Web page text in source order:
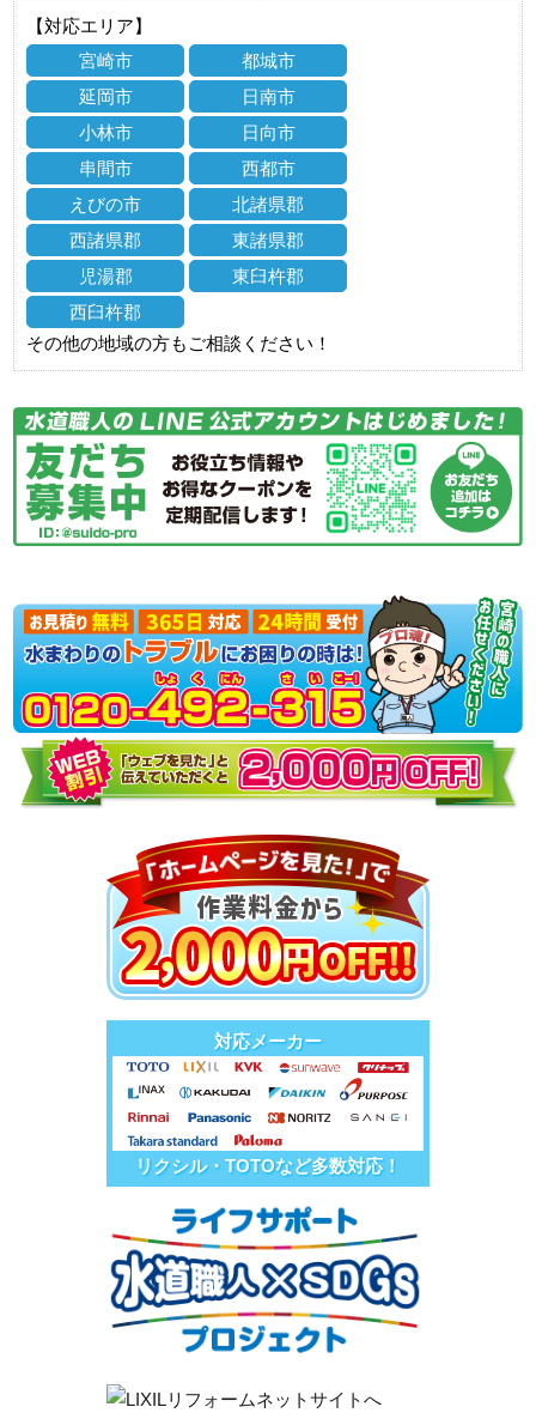
【対応エリア】
宮崎市
都城市
延岡市
日南市
小林市
日向市
串間市
西都市
えびの市
北諸県郡
西諸県郡
東諸県郡
児湯郡
東臼杵郡
西臼杵郡
その他の地域の方もご相談ください！
対応メーカー
リクシル・TOTOなど多数対応！